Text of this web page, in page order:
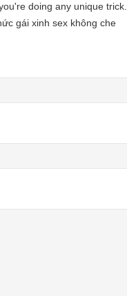
doing any unique
gái xinh sex không che